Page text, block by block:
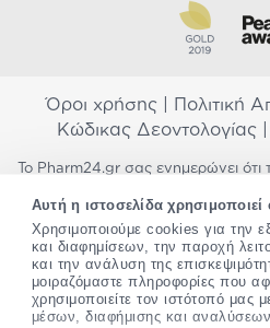
Αυτή η ιστοσελίδα
Χρησιμοποιούμε cookies για την
και διαφημίσεων, την παροχή
και την ανάλυση της
μοιραζόμαστε πληροφορίες που
χρησιμοποιείτε τον ιστότοπό μας
μέσων, διαφήμισης και
Όροι χρήσης Πολιτική
Κώδικας Δεοντολογίας|
Το Pharm24.gr σας ενημερώνει
προορίζονται για την πρόληψη,
νόσου. Συμβουλευτείτε τον
θηλάζετε, ακολουθείτε
αντιμετωπίζετε προβλήματα
οποιοδήποτε συμπλήρωμα
σας παρέχουμε ακριβείς και